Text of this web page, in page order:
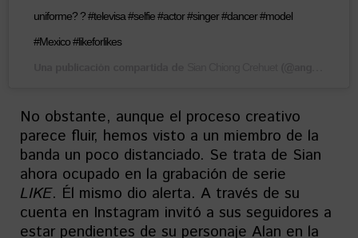
uniforme? ? #televisa #selfie #actor #singer #dancer #model
#Mexico #likeforlikes
No obstante, aunque el proceso creativo
parece fluir, hemos visto a un miembro de la
banda un poco distanciado. Se trata de Sian
ahora ocupado en la grabación de serie
LIKE. Él mismo dio alerta. A través de su
cuenta en Instagram invitó a sus seguidores a
estar pendientes de su personaje Alan en la